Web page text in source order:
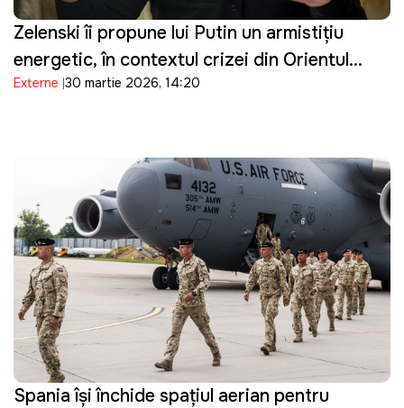
Zelenski îi propune lui Putin un armistițiu
energetic, în contextul crizei din Orientul
Mijlociu: "Suntem pregătiți"
Externe 30 martie 2026, 14:20
Spania își închide spațiul aerian pentru